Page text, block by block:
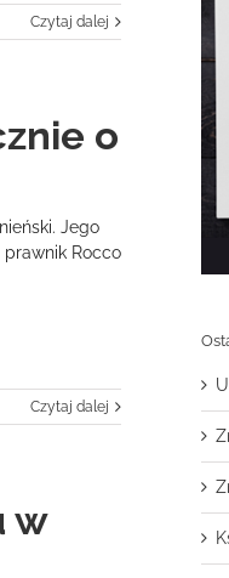
Czytaj dalej
o
Jego
Rocco
Czytaj dalej
w